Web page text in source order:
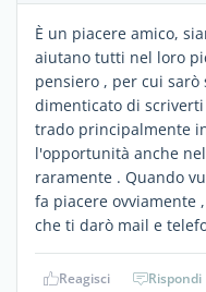
È un piacere amico,
aiutano tutti nel loro
pensiero , per cui sarò
dimenticato di
trado principalmente
l'opportunità anche
raramente . Quando
fa piacere ovviamente
che ti darò mail e
Reagisci Rispondi